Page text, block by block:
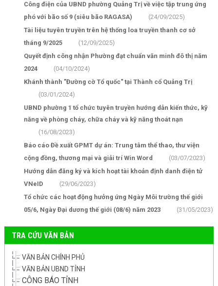
Công điện của UBND phường Quảng Trị về việc tập trung ứng
phó với bão số 9 (siêu bão RAGASA)
(24/09/2025)
Tài liệu tuyên truyền trên hệ thống loa truyền thanh cơ sở
tháng 9/2025
(12/09/2025)
Quyết định công nhận Phường đạt chuẩn văn minh đô thị năm
2024
(04/10/2024)
Khánh thành "Đường cờ Tổ quốc" tại Thành cổ Quảng Trị
(03/01/2024)
UBND phường 1 tổ chức tuyên truyền hướng dẫn kiến thức, kỹ
năng về phòng cháy, chữa cháy và kỹ năng thoát nạn
(16/08/2023)
Báo cáo Đề xuất GPMT dự án: Trung tâm thể thao, thư viện
cộng đồng, thương mại và giải trí Win Word
(03/07/2023)
Hướng dẫn đăng ký và kích hoạt tài khoản định danh điện tử
VNeID
(29/06/2023)
Tổ chức các hoạt động hưởng ứng Ngày Môi trường thế giới
05/6, Ngày Đại dương thế giới (08/6) năm 2023
(31/05/2023)
TRA CỨU VĂN BẢN
VĂN BẢN CHÍNH PHỦ
VĂN BẢN UBND TỈNH
CÔNG BÁO TỈNH